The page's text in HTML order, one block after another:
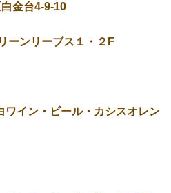
台4-9-10
ーブス１・２F
ール・カシスオレン